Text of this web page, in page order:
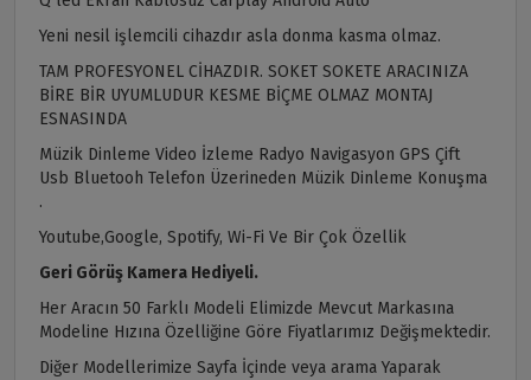
Yeni nesil işlemcili cihazdır asla donma kasma olmaz.
TAM PROFESYONEL CİHAZDIR. SOKET SOKETE ARACINIZA
BİRE BİR UYUMLUDUR KESME BİÇME OLMAZ MONTAJ
ESNASINDA
Müzik Dinleme Video İzleme Radyo Navigasyon GPS Çift
Usb Bluetooh Telefon Üzerineden Müzik Dinleme Konuşma
.
Youtube,Google, Spotify, Wi-Fi Ve Bir Çok Özellik
Geri Görüş Kamera Hediyeli.
Her Aracın 50 Farklı Modeli Elimizde Mevcut Markasına
Modeline Hızına Özelliğine Göre Fiyatlarımız Değişmektedir.
Diğer Modellerimize Sayfa İçinde veya arama Yaparak